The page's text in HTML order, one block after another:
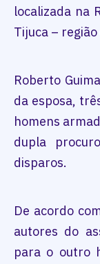
localizada na
Tijuca –
Roberto
da esposa,
homens
dupla
disparos.
De acordo
autores do
para o outro